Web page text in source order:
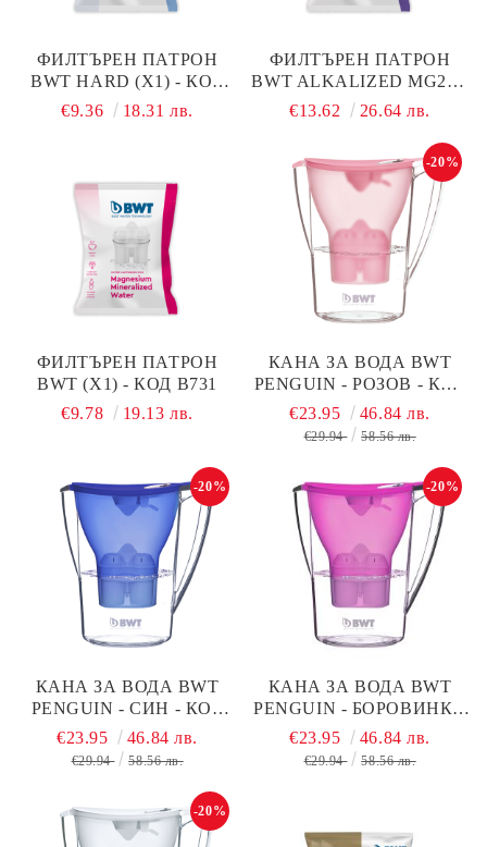
ФИЛТЪРЕН ПАТРОН
BWT HARD (X1) - КОД
В735
€9.36 18.31 лв.
ФИЛТЪРЕН ПАТРОН
BWT ALKALIZED MG2+ -
КОД В733
€13.62 26.64 лв.
ФИЛТЪРЕН ПАТРОН
BWT (X1) - КОД В731
€9.78
19.13 лв.
КАНА ЗА ВОДА BWT
PЕNGUIN - РОЗОВ - КОД
В706
-20%
€23.95 46.84 лв.
€29.94 58.56 лв.
КАНА ЗА ВОДА BWT
PЕNGUIN - СИН - КОД
В704
-20%
€23.95 46.84 лв.
€29.94 58.56 лв.
КАНА ЗА ВОДА BWT
PЕNGUIN - БОРОВИНКА
- КОД В702
-20%
€23.95 46.84 лв.
€29.94 58.56 лв.
-20%